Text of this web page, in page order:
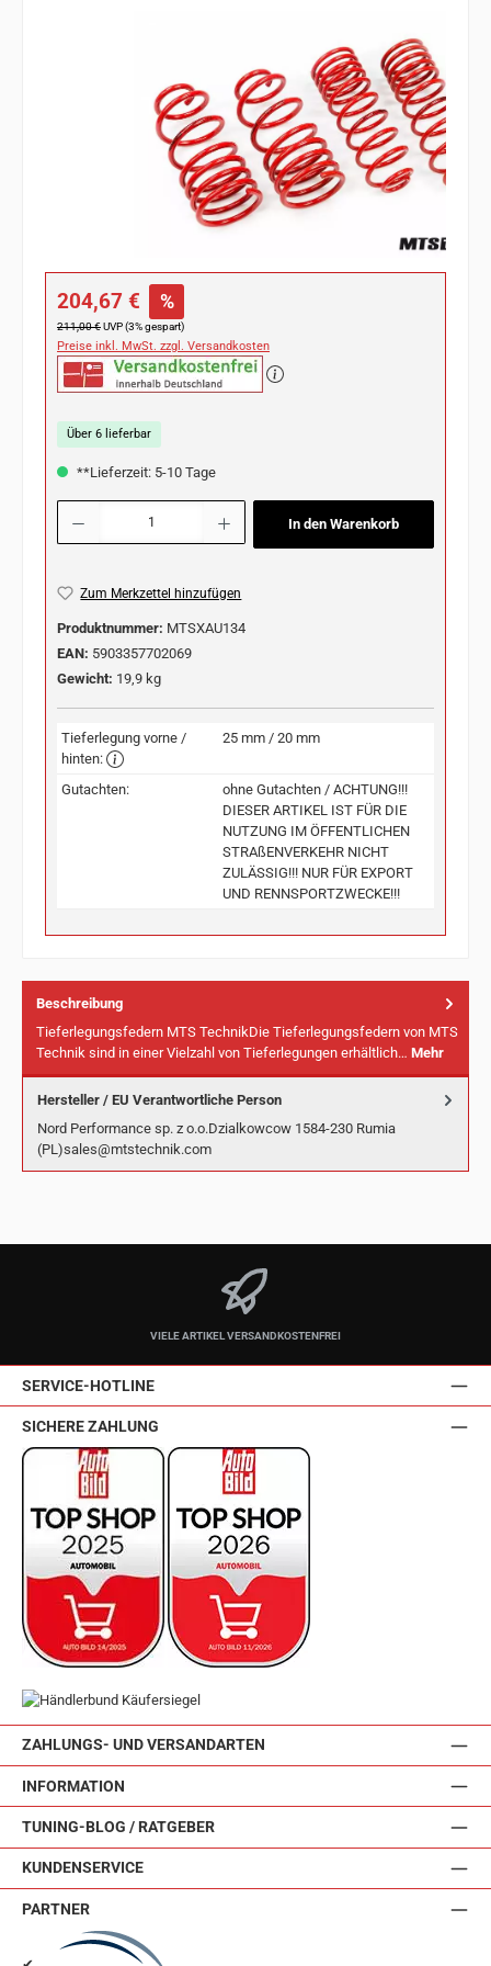
Verkaufspreis:
204,67 € %
Regulärer Preis:
211,00 €UVP (3% gespart)
Preise inkl. MwSt. zzgl. Versandkosten
Über 6 lieferbar
**Lieferzeit: 5-10 Tage
Produkt Anzahl: Gib den gewünschten Wert ein oder benutze die Schaltflächen
In den Warenkorb
Zum Merkzettel hinzufügen
Produktnummer: MTSXAU134
EAN: 5903357702069
Gewicht: 19,9 kg
Tieferlegung vorne /
hinten:
25 mm / 20 mm
Gutachten:
ohne Gutachten / ACHTUNG!!!
DIESER ARTIKEL IST FÜR DIE
NUTZUNG IM ÖFFENTLICHEN
STRAßENVERKEHR NICHT
ZULÄSSIG!!! NUR FÜR EXPORT
UND RENNSPORTZWECKE!!!
Beschreibung
Tieferlegungsfedern MTS TechnikDie Tieferlegungsfedern von MTS
Technik sind in einer Vielzahl von Tieferlegungen erhältlich… Mehr
Hersteller / EU Verantwortliche Person
Nord Performance sp. z o.o.Dzialkowcow 1584-230 Rumia
(PL)sales@mtstechnik.com
VIELE ARTIKEL VERSANDKOSTENFREI
SERVICE-HOTLINE
ZAHLUNGS- UND VERSANDARTEN
INFORMATION
TUNING-BLOG / RATGEBER
KUNDENSERVICE
SICHERE ZAHLUNG
PARTNER